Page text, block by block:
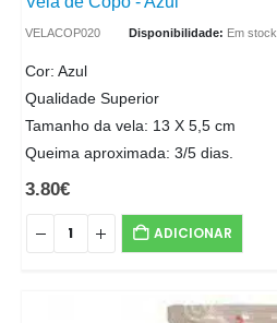
VELACOP020 Disponibilidade: Em stock
Cor: Azul
Qualidade Superior
Tamanho da vela: 13 X 5,5 cm
Queima aproximada: 3/5 dias.
3.80€
ADICIONAR